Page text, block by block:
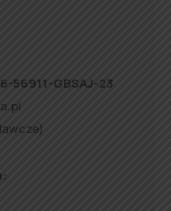
56911-GBSAJ-23